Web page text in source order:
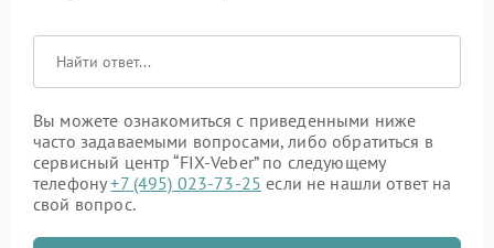
Вы можете ознакомиться с приведенными ниже
часто задаваемыми вопросами, либо обратиться в
сервисный центр “FIX-Veber” по следующему
телефону+7 (495) 023-73-25 если не нашли ответ на
свой вопрос.